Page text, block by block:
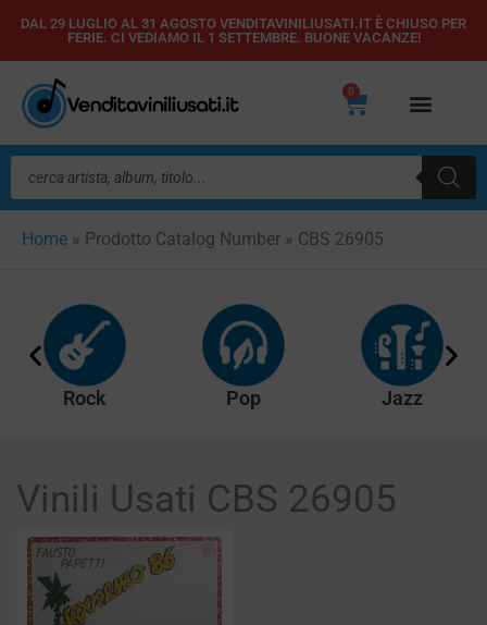
Vai
contenuto
DAL 29 LUGLIO AL 31 AGOSTO VENDITAVINILIUSATI.IT È CHIUSO PER
FERIE. CI VEDIAMO IL 1 SETTEMBRE. BUONE VACANZE!
0
Carrello
Ricerca
prodotti
Home » Prodotto Catalog Number » CBS 26905
Rock Pop Jazz
Vinili Usati CBS 26905